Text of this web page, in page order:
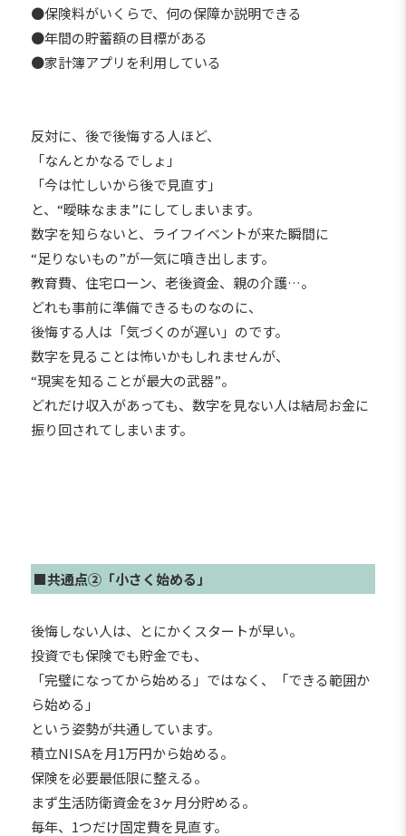
●保険料がいくらで、何の保障か説明できる
●年間の貯蓄額の目標がある
●家計簿アプリを利用している
反対に、後で後悔する人ほど、
「なんとかなるでしょ」
「今は忙しいから後で見直す」
と、“曖昧なまま”にしてしまいます。
数字を知らないと、ライフイベントが来た瞬間に
“足りないもの”が一気に噴き出します。
教育費、住宅ローン、老後資金、親の介護…。
どれも事前に準備できるものなのに、
後悔する人は「気づくのが遅い」のです。
数字を見ることは怖いかもしれませんが、
“現実を知ることが最大の武器”。
どれだけ収入があっても、数字を見ない人は結局お金に
振り回されてしまいます。
■共通点②「小さく始める」
後悔しない人は、とにかくスタートが早い。
投資でも保険でも貯金でも、
「完璧になってから始める」ではなく、「できる範囲か
ら始める」
という姿勢が共通しています。
積立NISAを月1万円から始める。
保険を必要最低限に整える。
まず生活防衛資金を3ヶ月分貯める。
毎年、1つだけ固定費を見直す。